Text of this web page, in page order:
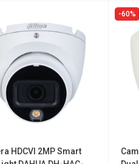
HDCVI 2MP Smart
60%